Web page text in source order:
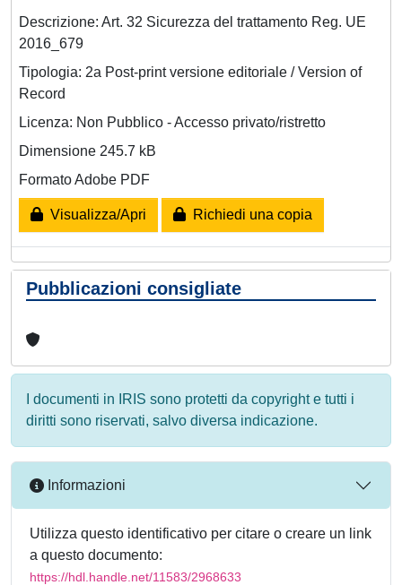
Descrizione: Art. 32 Sicurezza del trattamento Reg. UE
2016_679
Tipologia: 2a Post-print versione editoriale / Version of
Record
Licenza: Non Pubblico - Accesso privato/ristretto
Dimensione 245.7 kB
Formato Adobe PDF
Visualizza/Apri Richiedi una copia
Pubblicazioni consigliate
I documenti in IRIS sono protetti da copyright e tutti i
diritti sono riservati, salvo diversa indicazione.
Informazioni
Utilizza questo identificativo per citare o creare un link
a questo documento:
https://hdl.handle.net/11583/2968633